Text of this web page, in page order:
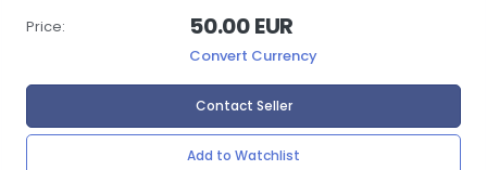
Price: 50.00 EUR
Convert Currency
Contact Seller
Add to Watchlist